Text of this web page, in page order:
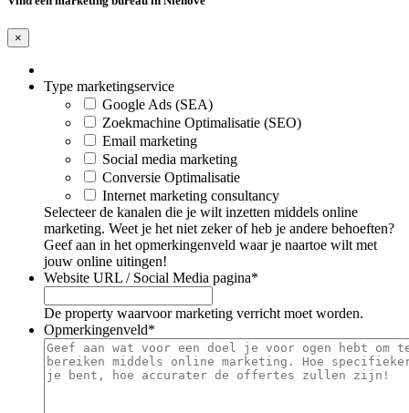
×
Type marketingservice
Google Ads (SEA)
Zoekmachine Optimalisatie (SEO)
Email marketing
Social media marketing
Conversie Optimalisatie
Internet marketing consultancy
Selecteer de kanalen die je wilt inzetten middels online
marketing. Weet je het niet zeker of heb je andere behoeften?
Geef aan in het opmerkingenveld waar je naartoe wilt met
jouw online uitingen!
Website URL / Social Media pagina*
De property waarvoor marketing verricht moet worden.
Opmerkingenveld*